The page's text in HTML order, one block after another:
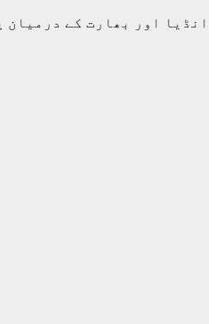
انڈیا اور بھارت کے درمیان